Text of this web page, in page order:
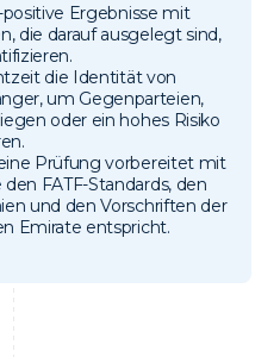
positive Ergebnisse mit
die darauf ausgelegt sind,
die Identität von
um Gegenparteien,
oder ein hohes Risiko
Prüfung vorbereitet mit
FATF-Standards, den
und den Vorschriften der
Emirate entspricht.